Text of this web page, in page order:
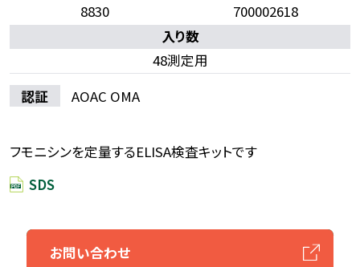
8830
700002618
入り数
48測定用
認証
AOAC OMA
フモニシンを定量するELISA検査キットです
SDS
お問い合わせ